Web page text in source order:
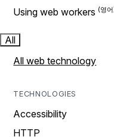
Using web workers
All
All web technology
TECHNOLOGIES
Accessibility
HTTP